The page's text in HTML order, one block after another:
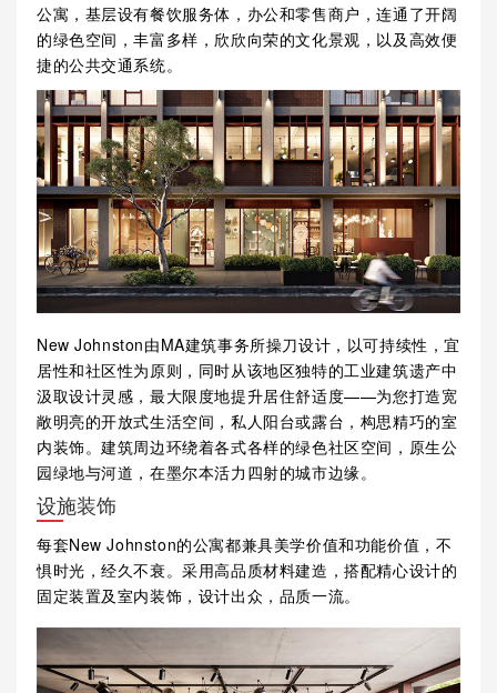
公寓，基层设有餐饮服务体，办公和零售商户，连通了开阔
的绿色空间，丰富多样，欣欣向荣的文化景观，以及高效便
捷的公共交通系统。
New Johnston由MA建筑事务所操刀设计，以可持续性，宜
居性和社区性为原则，同时从该地区独特的工业建筑遗产中
汲取设计灵感，最大限度地提升居住舒适度——为您打造宽
敞明亮的开放式生活空间，私人阳台或露台，构思精巧的室
内装饰。建筑周边环绕着各式各样的绿色社区空间，原生公
园绿地与河道，在墨尔本活力四射的城市边缘。
设施装饰
每套New Johnston的公寓都兼具美学价值和功能价值，不
惧时光，经久不衰。采用高品质材料建造，搭配精心设计的
固定装置及室内装饰，设计出众，品质一流。